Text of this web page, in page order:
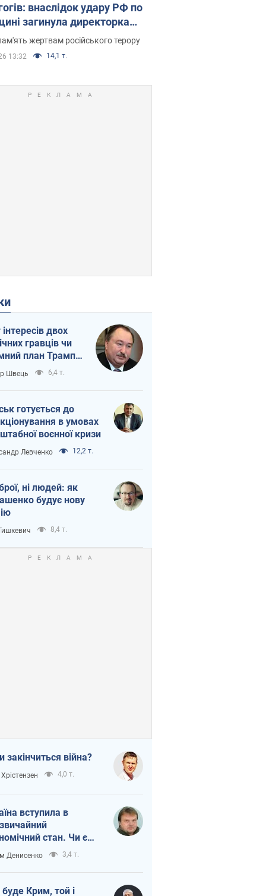
внаслідок удару РФ по
загинула директорка
ліцею, її чоловік та онук
жертвам російського терору
13:32 14,1 т.
інтересів двох
гравців чи
план Трампа
Швець 6,4 т.
готується до
в умовах
воєнної кризи
Левченко 12,2 т.
ні людей: як
будує нову
8,4 т.
закінчиться війна?
4,0 т.
вступила в
стан. Чи є
вкінці тунелю?
Денисенко 3,4 т.
Крим, той і